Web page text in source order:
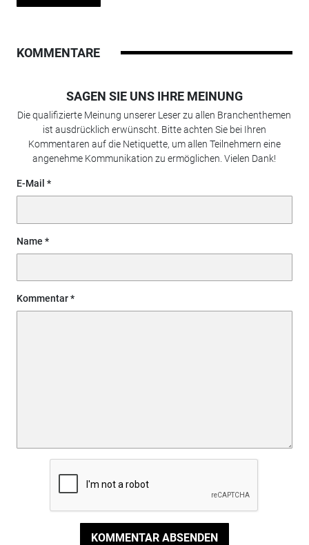
KOMMENTARE
SAGEN SIE UNS IHRE MEINUNG
Die qualifizierte Meinung unserer Leser zu allen Branchenthemen
ist ausdrücklich erwünscht. Bitte achten Sie bei Ihren
Kommentaren auf die Netiquette, um allen Teilnehmern eine
angenehme Kommunikation zu ermöglichen. Vielen Dank!
E-Mail
Name
Kommentar
KOMMENTAR ABSENDEN